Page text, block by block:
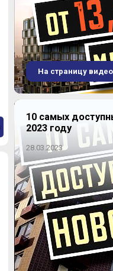
На страницу видео
10 самых
2023 году
28.03.2023